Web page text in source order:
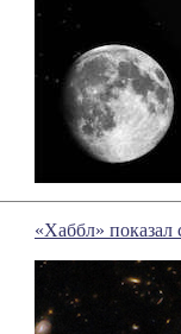
«Хаббл» показал